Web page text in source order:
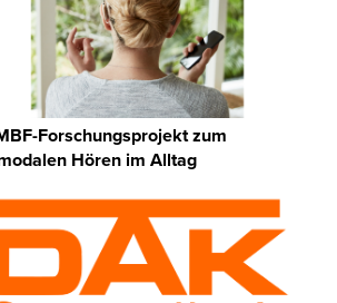
Forschungsprojekt zum
Hören im Alltag